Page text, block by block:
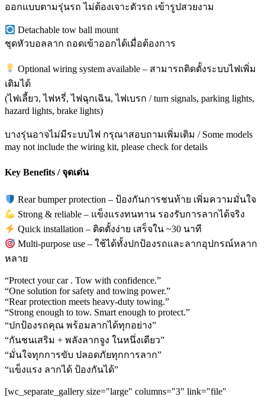
ออกแบบตามรุ่นรถ ไม่ต้องเจาะตัวรถ เข้ารูปสวยงาม
Detachable tow ball mount
ชุดหัวบอลลาก ถอดเข้าออกได้เมื่อต้องการ
Optional wiring system available – สามารถติดตั้งระบบไฟเพิ่ม
เติมได้
(ไฟเลี้ยว, ไฟหรี่, ไฟฉุกเฉิน, ไฟเบรก / turn signals, parking lights,
hazard lights, brake lights)
บางรุ่นอาจไม่มีระบบไฟ กรุณาสอบถามเพิ่มเติม / Some models
may not include the wiring kit, please check for details
Key Benefits / จุดเด่น
Rear bumper protection – ป้องกันการชนท้าย เพิ่มความมั่นใจ
Strong & reliable – แข็งแรงทนทาน รองรับการลากได้จริง
Quick installation – ติดตั้งง่าย เสร็จใน ~30 นาที
Multi-purpose use – ใช้ได้ทั้งปกป้องรถและลากอุปกรณ์หลาก
หลาย
“Protect your car . Tow with confidence.”
“One solution for safety and towing power.”
“Rear protection meets heavy-duty towing.”
“Strong enough to tow. Smart enough to protect.”
“ปกป้องรถคุณ พร้อมลากได้ทุกอย่าง”
“กันชนเสริม + พลังลากจูง ในหนึ่งเดียว”
“มั่นใจทุกการขับ ปลอดภัยทุกการลาก”
“แข็งแรง ลากได้ ป้องกันได้”
[wc_separate_gallery size="large" columns="3" link="file"